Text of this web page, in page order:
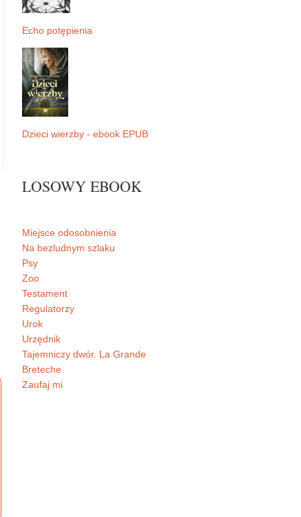
Echo potępienia
Dzieci wierzby - ebook EPUB
LOSOWY EBOOK
Miejsce odosobnienia
Na bezludnym szlaku
Psy
Zoo
Testament
Regulatorzy
Urok
Urzędnik
Tajemniczy dwór. La Grande
Breteche
Zaufaj mi